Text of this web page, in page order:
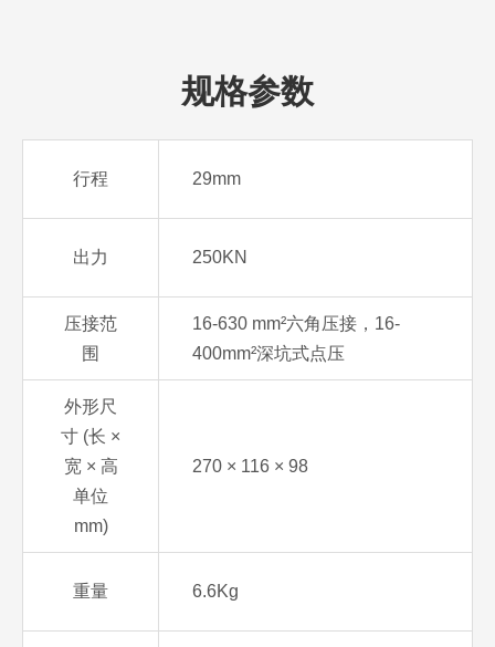
规格参数
行程 29mm
出力 250KN
压接范
围
16-630 mm²六角压接，16-
400mm²深坑式点压
外形尺
寸 (长 ×
宽 × 高
单位
mm)
270 × 116 × 98
重量 6.6Kg